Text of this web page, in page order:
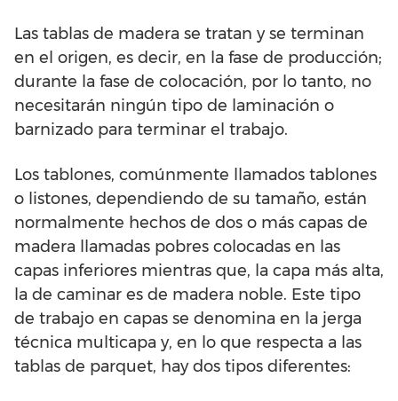
Las tablas de madera se tratan y se terminan
en el origen, es decir, en la fase de producción;
durante la fase de colocación, por lo tanto, no
necesitarán ningún tipo de laminación o
barnizado para terminar el trabajo.
Los tablones, comúnmente llamados tablones
o listones, dependiendo de su tamaño, están
normalmente hechos de dos o más capas de
madera llamadas pobres colocadas en las
capas inferiores mientras que, la capa más alta,
la de caminar es de madera noble. Este tipo
de trabajo en capas se denomina en la jerga
técnica multicapa y, en lo que respecta a las
tablas de parquet, hay dos tipos diferentes: